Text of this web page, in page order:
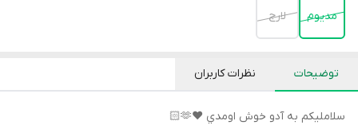
مديوم لارج
توضیحات نظرات کاربران
سلامليكم به آدو خوش اومدي ♥️🫶🏻